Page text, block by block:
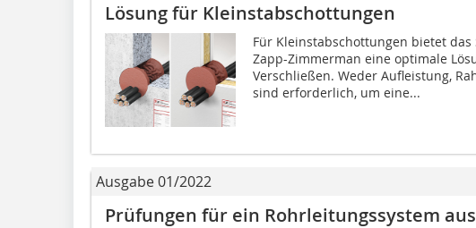
Lösung für Kleinstabschottungen
Für Kleinstabschottungen bietet das
Zapp-Zimmerman eine optimale
Verschließen. Weder Aufleistung,
sind erforderlich, um eine...
Ausgabe 01/2022
Prüfungen für ein Rohrleitungssystem